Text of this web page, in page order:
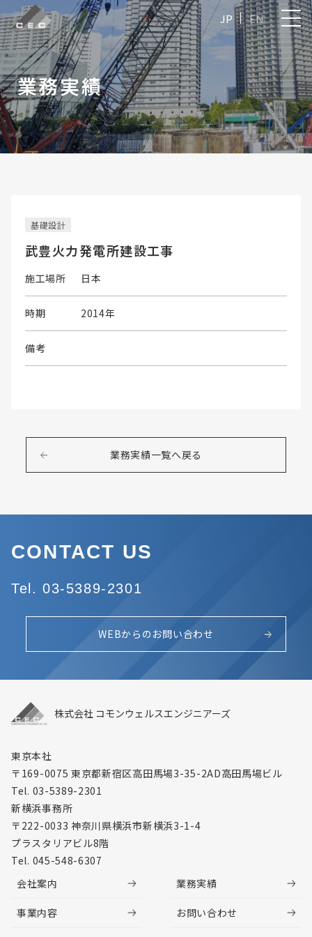
EN
JP
業務実績
基礎設計
武豊火力発電所建設工事
施工場所 日本
時期 2014年
備考
業務実績一覧へ戻る
CONTACT US
Tel. 03-5389-2301
WEBからのお問い合わせ
株式会社 コモンウェルスエンジニアーズ
東京本社
〒169-0075 東京都新宿区高田馬場3-35-2AD高田馬場ビル
Tel. 03-5389-2301
新横浜事務所
〒222-0033 神奈川県横浜市新横浜3-1-4
プラスタリアビル8階
Tel. 045-548-6307
会社案内
事業内容
業務実績
お問い合わせ